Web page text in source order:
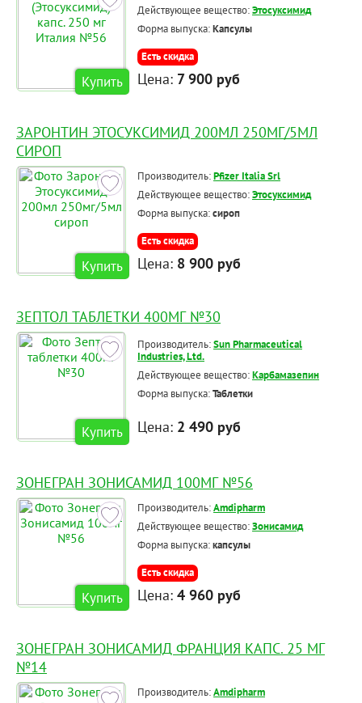
Купить
Действующее вещество:Этосуксимид
Форма выпуска:Капсулы
Есть скидка
Цена: 7 900 руб
ЗАРОНТИН ЭТОСУКСИМИД 200МЛ 250МГ/5МЛ
СИРОП
Купить
Производитель:Pfizer Italia Srl
Действующее вещество:Этосуксимид
Форма выпуска:сироп
Есть скидка
Цена: 8 900 руб
ЗЕПТОЛ ТАБЛЕТКИ 400МГ №30
Купить
Производитель:Sun Pharmaceutical
Industries, Ltd.
Действующее вещество:Карбамазепин
Форма выпуска:Таблетки
Цена: 2 490 руб
ЗОНЕГРАН ЗОНИСАМИД 100МГ №56
Купить
Производитель:Amdipharm
Действующее вещество:Зонисамид
Форма выпуска:капсулы
Есть скидка
Цена: 4 960 руб
ЗОНЕГРАН ЗОНИСАМИД ФРАНЦИЯ КАПС. 25 МГ
№14
Производитель:Amdipharm